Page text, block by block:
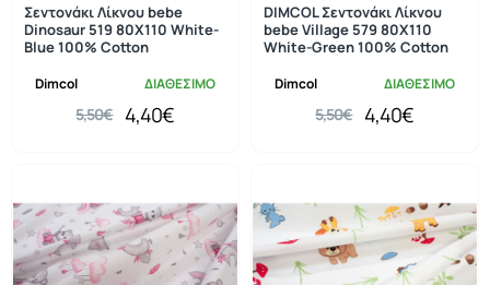
Dimcol ΔΙΑΘΕΣΙΜΟ
Σεντονάκι Λίκνου bebe
Dinosaur 519 80X110 White-
Blue 100% Cotton
4,40€
5,50€
Dimcol ΔΙΑΘΕΣΙΜΟ
DIMCOL Σεντονάκι Λίκνου
bebe Village 579 80X110
White-Green 100% Cotton
4,40€
5,50€